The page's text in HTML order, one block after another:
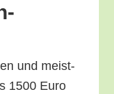
und meist­
1500 Euro